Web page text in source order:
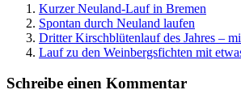
Kurzer Neuland-Lauf in Bremen
Spontan durch Neuland laufen
Dritter Kirschblütenlauf des Jahres –
Lauf zu den Weinbergsfichten mit
Schreibe einen Kommentar